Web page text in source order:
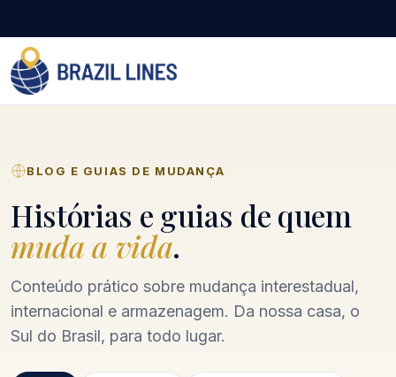
BLOG E GUIAS DE MUDANÇA
Histórias e guias de quem
muda a vida.
Conteúdo prático sobre mudança interestadual,
internacional e armazenagem. Da nossa casa, o
Sul do Brasil, para todo lugar.